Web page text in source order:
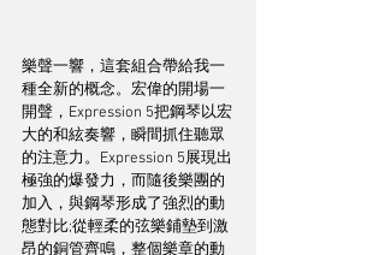
樂聲一響，這套組合帶給我一
種全新的概念。宏偉的開場一
開聲，Expression 5把鋼琴以宏
大的和絃奏響，瞬間抓住聽眾
的注意力。Expression 5展現出
極強的爆發力，而隨後樂團的
加入，與鋼琴形成了強烈的動
態對比;從輕柔的弦樂鋪墊到激
昂的銅管齊鳴，整個樂章的動